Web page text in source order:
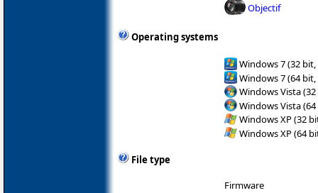
Objectif
Operating systems
Windows 7 (32 bit,
Windows 7 (64 bit,
Windows Vista
Windows Vista
Windows XP (32
Windows XP (64
File type
Firmware